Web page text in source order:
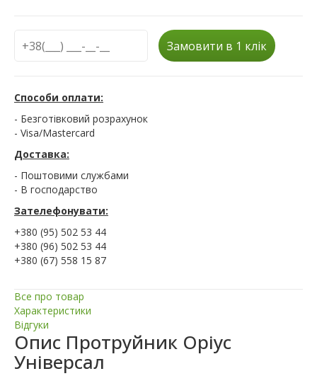
Замовити в 1 клік
Способи оплати:
- Безготівковий розрахунок
- Visa/Mastercard
Доставка:
- Поштовими службами
- В господарство
Зателефонувати:
+380 (95) 502 53 44
+380 (96) 502 53 44
+380 (67) 558 15 87
Все про товар
Характеристики
Відгуки
Опис Протруйник Оріус
Універсал